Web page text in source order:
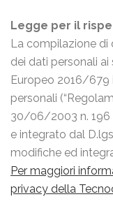
Legge per il
La compilazione
dei dati personali ai
Europeo 2016/679
personali
30/06/2003 n. 196
e integrato dal
modifiche ed
Per maggiori
privacy della